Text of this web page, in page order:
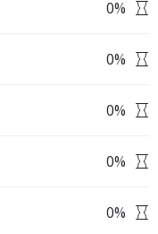
0%
0%
0%
0%
0%